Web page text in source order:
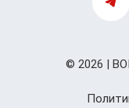
© 2026 |